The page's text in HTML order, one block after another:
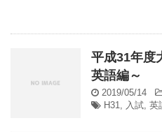
平成31年度
英語編～
2019/05/14
H31, 入試, 英